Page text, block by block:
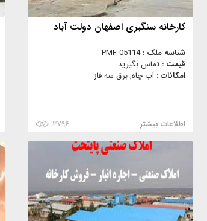
کارخانه سنگبری اصفهان دولت آباد
شناسه ملک :PMF-05114
قیمت : تماس بگیرید.
امکانات :آب چاه, برق سه فاز
اطلاعات بیشتر ۳۷۹۶